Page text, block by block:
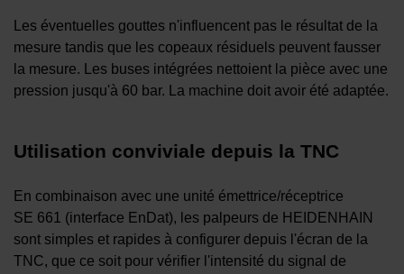
Les éventuelles gouttes n'influencent pas le résultat de la
mesure tandis que les copeaux résiduels peuvent fausser
la mesure. Les buses intégrées nettoient la pièce avec une
pression jusqu'à 60 bar. La machine doit avoir été adaptée.
Utilisation conviviale depuis la TNC
En combinaison avec une unité émettrice/réceptrice
SE 661 (interface EnDat), les palpeurs de HEIDENHAIN
sont simples et rapides à configurer depuis l'écran de la
TNC, que ce soit pour vérifier l'intensité du signal de